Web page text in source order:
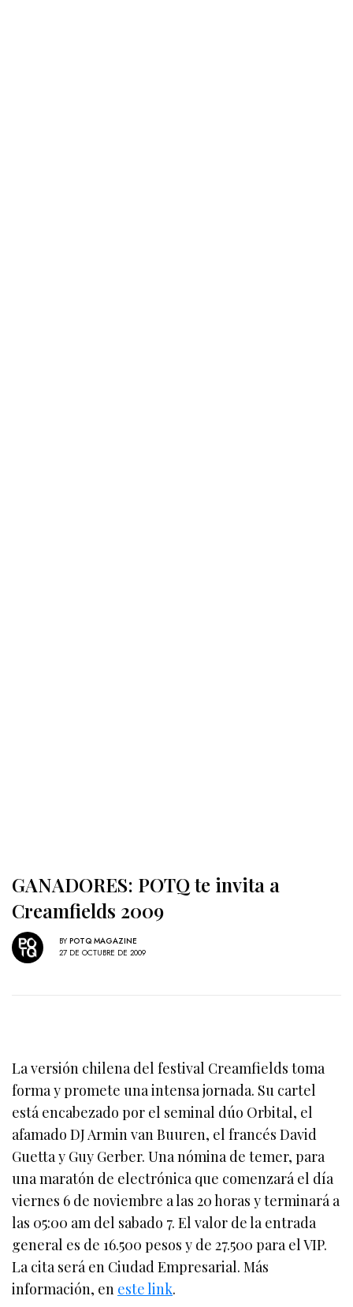
GANADORES: POTQ te invita a
Creamfields 2009
BY POTQ MAGAZINE
27 DE OCTUBRE DE 2009
La versión chilena del festival Creamfields toma
forma y promete una intensa jornada. Su cartel
está encabezado por el seminal dúo Orbital, el
afamado DJ Armin van Buuren, el francés David
Guetta y Guy Gerber. Una nómina de temer, para
una maratón de electrónica que comenzará el día
viernes 6 de noviembre a las 20 horas y terminará a
las 05:00 am del sabado 7. El valor de la entrada
general es de 16.500 pesos y de 27.500 para el VIP.
La cita será en Ciudad Empresarial. Más
información, en este link.